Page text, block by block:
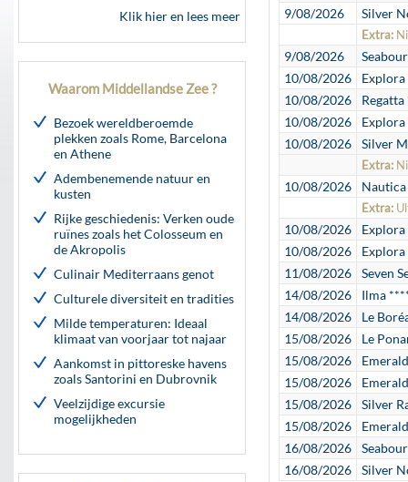
Klik hier en lees meer
Waarom Middellandse Zee ?
Bezoek wereldberoemde
plekken zoals Rome, Barcelona
en Athene
Adembenemende natuur en
kusten
Rijke geschiedenis: Verken oude
ruïnes zoals het Colosseum en
de Akropolis
Culinair Mediterraans genot
Culturele diversiteit en tradities
Milde temperaturen: Ideaal
klimaat van voorjaar tot najaar
Aankomst in pittoreske havens
zoals Santorini en Dubrovnik
Veelzijdige excursie
mogelijkheden
9/08/2026
Silver
Extra:
9/08/2026
10/08/2026
Explora
10/08/2026
10/08/2026
Explora
10/08/2026
Silver
Extra:
10/08/2026
Extra:
10/08/2026
Explora
10/08/2026
Explora
11/08/2026
Seven
14/08/2026
Ilma
14/08/2026
Le
15/08/2026
Le
15/08/2026
15/08/2026
15/08/2026
Silver
15/08/2026
16/08/2026
16/08/2026
Silver